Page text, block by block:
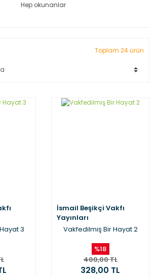
Hep okunanlar
Toplam 24 ürün
3
İsmail Beşikçi Vakfı
Yayınları
Vakfedilmiş Bir Hayat 2
%18
400,00 TL
328,00 TL